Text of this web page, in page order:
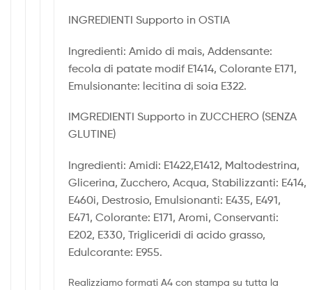
INGREDIENTI Supporto in OSTIA
Ingredienti: Amido di mais, Addensante:
fecola di patate modif E1414, Colorante E171,
Emulsionante: lecitina di soia E322.
IMGREDIENTI Supporto in ZUCCHERO (SENZA
GLUTINE)
Ingredienti: Amidi: E1422,E1412, Maltodestrina,
Glicerina, Zucchero, Acqua, Stabilizzanti: E414,
E460i, Destrosio, Emulsionanti: E435, E491,
E471, Colorante: E171, Aromi, Conservanti:
E202, E330, Trigliceridi di acido grasso,
Edulcorante: E955.
Realizziamo formati A4 con stampa su tutta la